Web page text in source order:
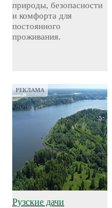
природы, безопасности
и комфорта для
постоянного
проживания.
РЕКЛАМА
Рузские дачи